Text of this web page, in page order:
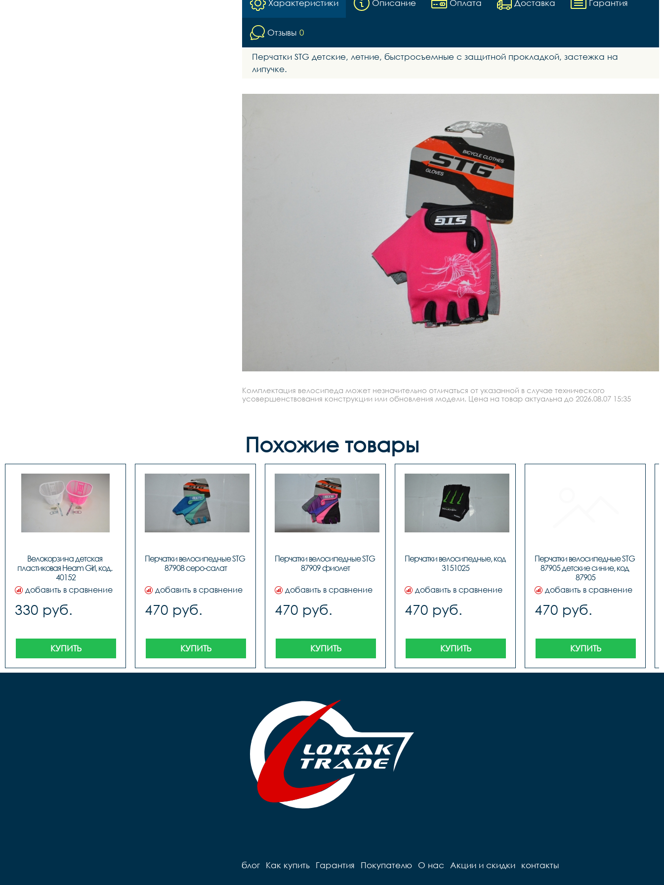
Характеристики Описание Оплата Доставка Гарантия
Отзывы 0
Перчатки STG детские, летние, быстросъемные с защитной прокладкой, застежка на
липучке.
Комплектация велосипеда может незначительно отличаться от указанной в случае технического
усовершенствования конструкции или обновления модели. Цена на товар актуальна до 2026.08.07 15:35
Похожие товары
Велокорзина детская
пластиковая Heam Girl, код.
40152
добавить в сравнение
330 руб.
КУПИТЬ
Перчатки велосипедные STG
87908 серо-салат
добавить в сравнение
470 руб.
КУПИТЬ
Перчатки велосипедные STG
87909 фиолет
добавить в сравнение
470 руб.
КУПИТЬ
Перчатки велосипедные, код
3151025
добавить в сравнение
470 руб.
КУПИТЬ
Перчатки велосипедные STG
87905 детские синие, код
87905
добавить в сравнение
470 руб.
КУПИТЬ
блог Как купить Гарантия Покупателю О нас Акции и скидки контакты